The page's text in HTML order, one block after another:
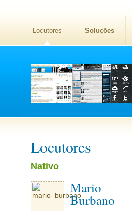
Locutores Soluções
Locutores
Nativo
Mario
Burbano